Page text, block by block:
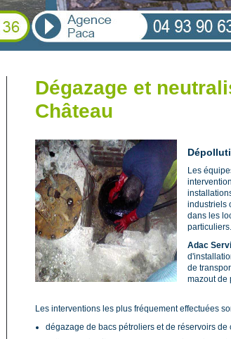
Dégazage et
Château
Les
industriels
dans les
particuliers.
Adac
de
mazout de
Les interventions les plus fréquement effectuées
dégazage de bacs pétroliers et de réservoirs de